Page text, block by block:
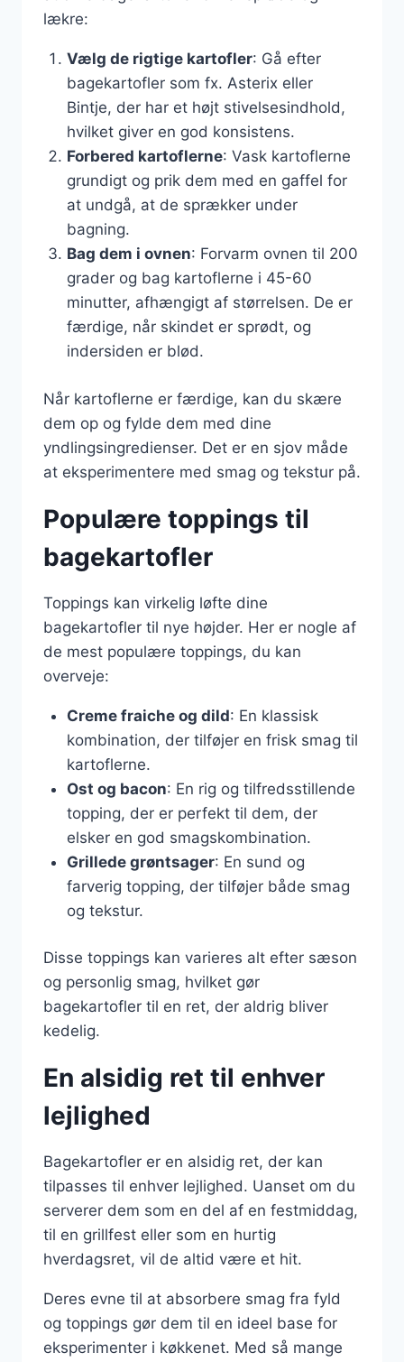
lækre:
Vælg de rigtige kartofler: Gå efter
bagekartofler som fx. Asterix eller
Bintje, der har et højt stivelsesindhold,
hvilket giver en god konsistens.
Forbered kartoflerne: Vask kartoflerne
grundigt og prik dem med en gaffel for
at undgå, at de sprækker under
bagning.
Bag dem i ovnen: Forvarm ovnen til 200
grader og bag kartoflerne i 45-60
minutter, afhængigt af størrelsen. De er
færdige, når skindet er sprødt, og
indersiden er blød.
Når kartoflerne er færdige, kan du skære
dem op og fylde dem med dine
yndlingsingredienser. Det er en sjov måde
at eksperimentere med smag og tekstur på.
Populære toppings til
bagekartofler
Toppings kan virkelig løfte dine
bagekartofler til nye højder. Her er nogle af
de mest populære toppings, du kan
overveje:
Creme fraiche og dild: En klassisk
kombination, der tilføjer en frisk smag til
kartoflerne.
Ost og bacon: En rig og tilfredsstillende
topping, der er perfekt til dem, der
elsker en god smagskombination.
Grillede grøntsager: En sund og
farverig topping, der tilføjer både smag
og tekstur.
Disse toppings kan varieres alt efter sæson
og personlig smag, hvilket gør
bagekartofler til en ret, der aldrig bliver
kedelig.
En alsidig ret til enhver
lejlighed
Bagekartofler er en alsidig ret, der kan
tilpasses til enhver lejlighed. Uanset om du
serverer dem som en del af en festmiddag,
til en grillfest eller som en hurtig
hverdagsret, vil de altid være et hit.
Deres evne til at absorbere smag fra fyld
og toppings gør dem til en ideel base for
eksperimenter i køkkenet. Med så mange